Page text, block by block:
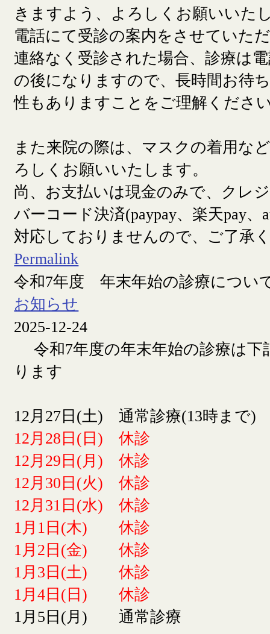
きますよう、よろしくお願いいた
電話にて受診の案内をさせていた
連絡なく受診された場合、診療は
の後になりますので、長時間お待
性もありますことをご理解くださ
また来院の際は、マスクの着用な
ろしくお願いいたします。
尚、お支払いは現金のみで、クレ
バーコード決済(paypay、楽天pay、
対応しておりませんので、ご了承
Permalink
令和7年度 年末年始の診療につい
お知らせ
2025-12-24
令和7年度の年末年始の診療は下
ります
12月27日(土) 通常診療(13時まで)
12月28日(日) 休診
12月29日(月) 休診
12月30日(火) 休診
12月31日(水) 休診
1月1日(木) 休診
1月2日(金) 休診
1月3日(土) 休診
1月4日(日) 休診
1月5日(月) 通常診療